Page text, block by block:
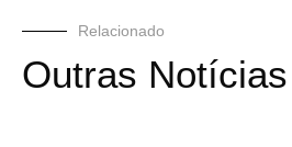
Relacionado
Outras Notícias